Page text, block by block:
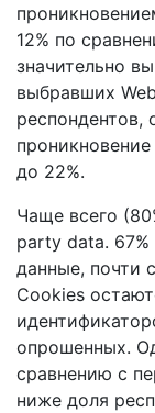
12% по
значительно
выбравших
респондентов,
до 22%.
Чаще всего
party data.
данные, почти
Cookies
опрошенных.
сравнению с
ниже доля